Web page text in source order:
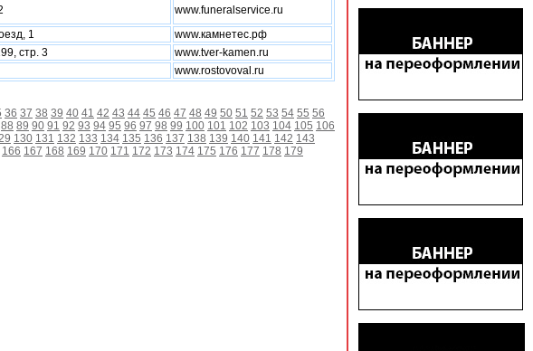
www.funeralservice.ru
1
www.камнетес.рф
стр. 3
www.tver-kamen.ru
www.rostovoval.ru
36 37 38 39 40 41 42 43 44 45 46 47 48 49 50 51 52 53 54 55 56
88 89 90 91 92 93 94 95 96 97 98 99 100 101 102 103 104 105 106
130 131 132 133 134 135 136 137 138 139 140 141 142 143
166 167 168 169 170 171 172 173 174 175 176 177 178 179